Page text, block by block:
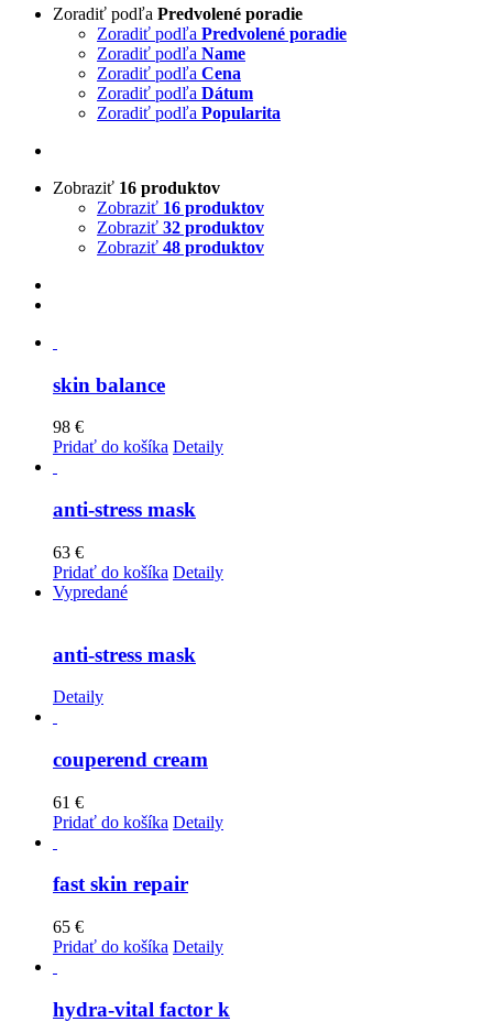
Zoradiť podľa Predvolené poradie
Zoradiť podľa Predvolené poradie
Zoradiť podľa Name
Zoradiť podľa Cena
Zoradiť podľa Dátum
Zoradiť podľa Popularita
Zobraziť 16 produktov
Zobraziť 16 produktov
Zobraziť 32 produktov
Zobraziť 48 produktov
skin balance
98 €
Pridať do košíka Detaily
anti-stress mask
63 €
Pridať do košíka Detaily
Vypredané
anti-stress mask
Detaily
couperend cream
61 €
Pridať do košíka Detaily
fast skin repair
65 €
Pridať do košíka Detaily
hydra-vital factor k